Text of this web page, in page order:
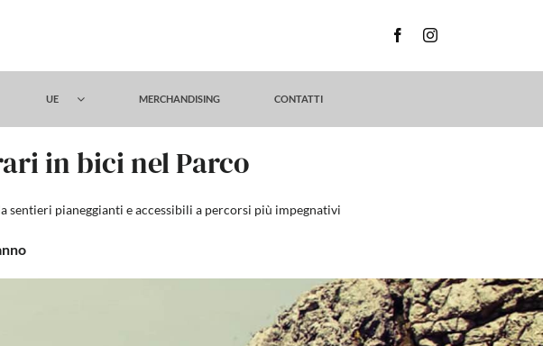
UE MERCHANDISING CONTATTI
in bici nel Parco
sentieri pianeggianti e accessibili a percorsi più impegnativi